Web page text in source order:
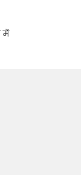
में